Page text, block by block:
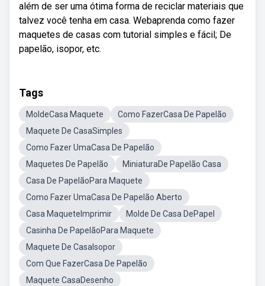
além de ser uma ótima forma de reciclar materiais que
talvez você tenha em casa. Webaprenda como fazer
maquetes de casas com tutorial simples e fácil; De
papelão, isopor, etc.
Tags
MoldeCasa Maquete
Como FazerCasa De Papelão
Maquete De CasaSimples
Como Fazer UmaCasa De Papelão
Maquetes De Papelão
MiniaturaDe Papelão Casa
Casa De PapelãoPara Maquete
Como Fazer UmaCasa De Papelão Aberto
Casa MaqueteImprimir
Molde De Casa DePapel
Casinha De PapelãoPara Maquete
Maquete De CasaIsopor
Com Que FazerCasa De Papelão
Maquete CasaDesenho